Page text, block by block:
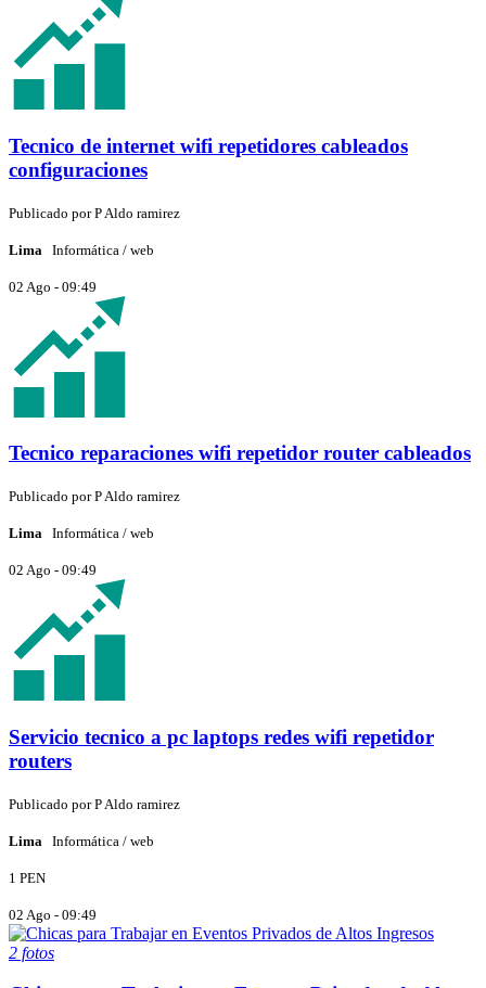
Tecnico de internet wifi repetidores cableados
configuraciones
Publicado porP Aldo ramirez
Lima Informática / web
02 Ago - 09:49
Tecnico reparaciones wifi repetidor router cableados
Publicado porPAldo ramirez
Lima Informática / web
02 Ago - 09:49
Servicio tecnico a pc laptops redes wifi repetidor
routers
Publicado porP Aldo ramirez
Lima Informática / web
1 PEN
02 Ago - 09:49
2 fotos